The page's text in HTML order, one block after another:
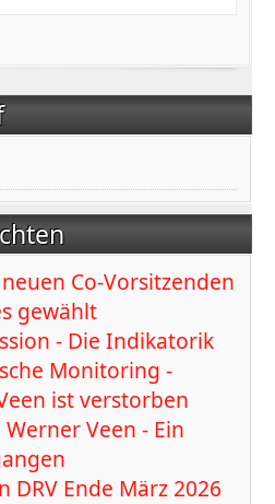
Co-Vorsitzenden
gewählt
- Die Indikatorik
Monitoring -
ist verstorben
Veen - Ein
DRV Ende März 2026